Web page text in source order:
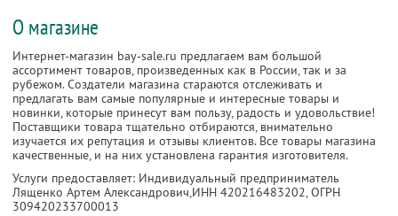
О магазине
Интернет-магазин bay-sale.ru предлагаем вам большой
ассортимент товаров, произведенных как в России, так и за
рубежом. Создатели магазина стараются отслеживать и
предлагать вам самые популярные и интересные товары и
новинки, которые принесут вам пользу, радость и удовольствие!
Поставщики товара тщательно отбираются, внимательно
изучается их репутация и отзывы клиентов. Все товары магазина
качественные, и на них установлена гарантия изготовителя.
Услуги предоставляет: Индивидуальный предприниматель
Лященко Артем Александрович,ИНН 420216483202, ОГРН
309420233700013